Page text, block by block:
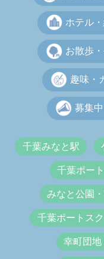
ホテル
お散歩
趣味・
募集中
千葉みなと駅
千葉ポー
みなと公園
千葉ポートス
幸町団地